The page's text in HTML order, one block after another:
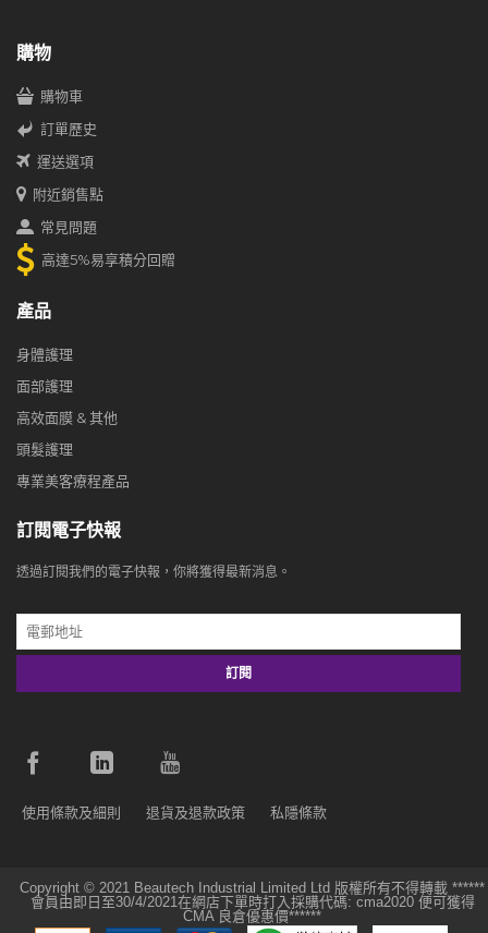
購物
購物車
訂單歷史
運送選項
附近銷售點
常見問題
高達5%易享積分回贈
產品
身體護理
面部護理
高效面膜 & 其他
頭髮護理
專業美客療程產品
訂閱電子快報
透過訂閱我們的電子快報，你將獲得最新消息。
訂閱
使用條款及細則 退貨及退款政策 私隱條款
Copyright © 2021 Beautech Industrial Limited Ltd 版權所有不得轉載 ******
會員由即日至30/4/2021在網店下單時打入採購代碼: cma2020 便可獲得
CMA 良倉優惠價******